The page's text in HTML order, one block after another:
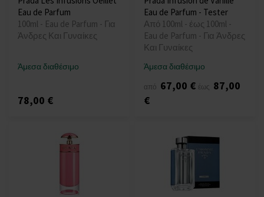
Eau de Parfum
100ml - Eau de Parfum - Για
Άνδρες Και Γυναίκες
Άμεσα διαθέσιμο
78,00 €
Eau de Parfum - Tester
Από 100ml - έως 100ml -
Eau de Parfum - Για Άνδρες
Και Γυναίκες
Άμεσα διαθέσιμο
από 67,00 € έως 87,00
€